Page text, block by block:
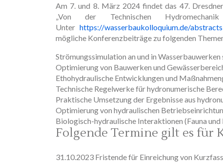
Am 7. und 8. März 2024 findet das 47.
„Von der Technischen
Unter https://wasserbaukolloquium.de/abstracts
mögliche Konferenzbeiträge zu folgenden
Strömungssimulation an und in
Optimierung von Bauwerken und
Ethohydraulische Entwicklungen und
Technische Regelwerke für hydronumerische
Praktische Umsetzung der Ergebnisse aus
Optimierung von hydraulischen
Biologisch-hydraulische Interaktionen (Fauna und
Folgende Termine gilt es für
31.10.2023 Fristende für Einreichung von